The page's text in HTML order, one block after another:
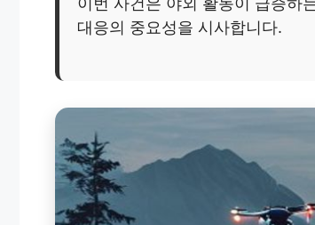
대응의 중요성을 시사합니다.